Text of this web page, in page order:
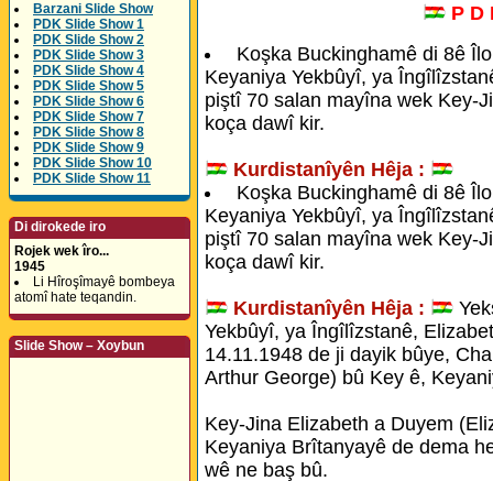
Barzani Slide Show
PDK Slide Show 1
PDK Slide Show 2
PDK Slide Show 3
PDK Slide Show 4
PDK Slide Show 5
PDK Slide Show 6
PDK Slide Show 7
PDK Slide Show 8
PDK Slide Show 9
PDK Slide Show 10
PDK Slide Show 11
Di dirokede iro
Rojek wek îro...
1945
Li Hîroşîmayê bombeya
atomî hate teqandin.
Slide Show – Xoybun
P D
Koşka Buckinghamê di 8ê
Keyaniya Yekbûyî, ya
piştî 70 salan mayîna wek Key-
koça dawî kir.
Kurdistanîyên Hêja :
Koşka Buckinghamê di 8ê
Keyaniya Yekbûyî, ya
piştî 70 salan mayîna wek Key-
koça dawî kir.
Kurdistanîyên Hêja :
Yekbûyî, ya Îngîlîzstanê,
14.11.1948 de ji dayik bûye,
Arthur George) bû Key ê,
Key-Jina Elizabeth a Duyem
Keyaniya Brîtanyayê de dema
wê ne baş bû.